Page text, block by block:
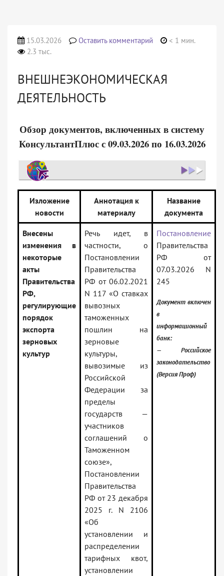
15.03.2026 Оставить комментарий
< 1 мин.
2.3 тыс.
ВНЕШНЕЭКОНОМИЧЕСКАЯ
ДЕЯТЕЛЬНОСТЬ
Обзор документов, включенных в систему
КонсультантПлюс с 09.03.2026 по 16.03.2026
Изложение
новости
Аннотация к
материалу
Название
документа
Внесены
изменения в
некоторые
акты
Правительства
РФ,
регулирующие
порядок
экспорта
зерновых
культур
Речь идет, в
частности, о
Постановлении
Правительства
РФ от 06.02.2021
N 117 «О ставках
вывозных
таможенных
пошлин на
зерновые
культуры,
вывозимые из
Российской
Федерации за
пределы
государств —
участников
соглашений о
Таможенном
союзе»,
Постановлении
Правительства
РФ от 23 декабря
2025 г. N 2106
«Об
установлении и
распределении
тарифных квот,
установлении
Постановление
Правительства
РФ от
07.03.2026 N
245
Документ включен
в
информационный
банк:
— Российское
законодательство
(Версия Проф)